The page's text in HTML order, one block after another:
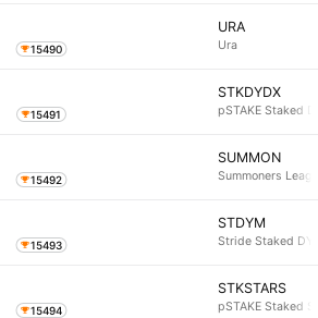
15490
URA
Ura
15491
STKDYDX
pSTAKE Staked
15492
SUMMON
Summoners
15493
STDYM
Stride Staked
15494
STKSTARS
pSTAKE Staked